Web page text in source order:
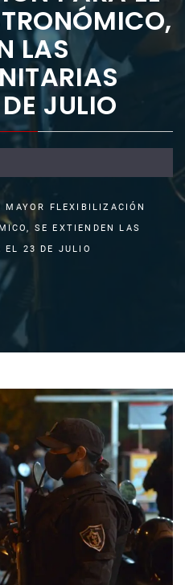
LAS
JULIO
MAYOR FLEXIBILIZACIÓN
SE EXTIENDEN LAS
EL 23 DE JULIO